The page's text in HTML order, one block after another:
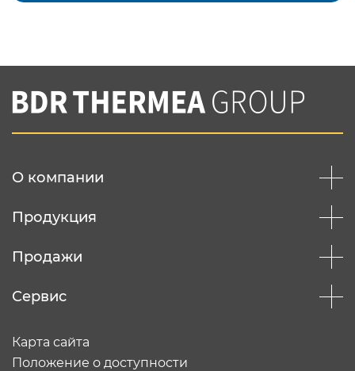
Вы соглашаетесь с нашей политикой
конфеденциальности
О компании
Продукция
Продажи
Сервис
Карта сайта
Положение о доступности